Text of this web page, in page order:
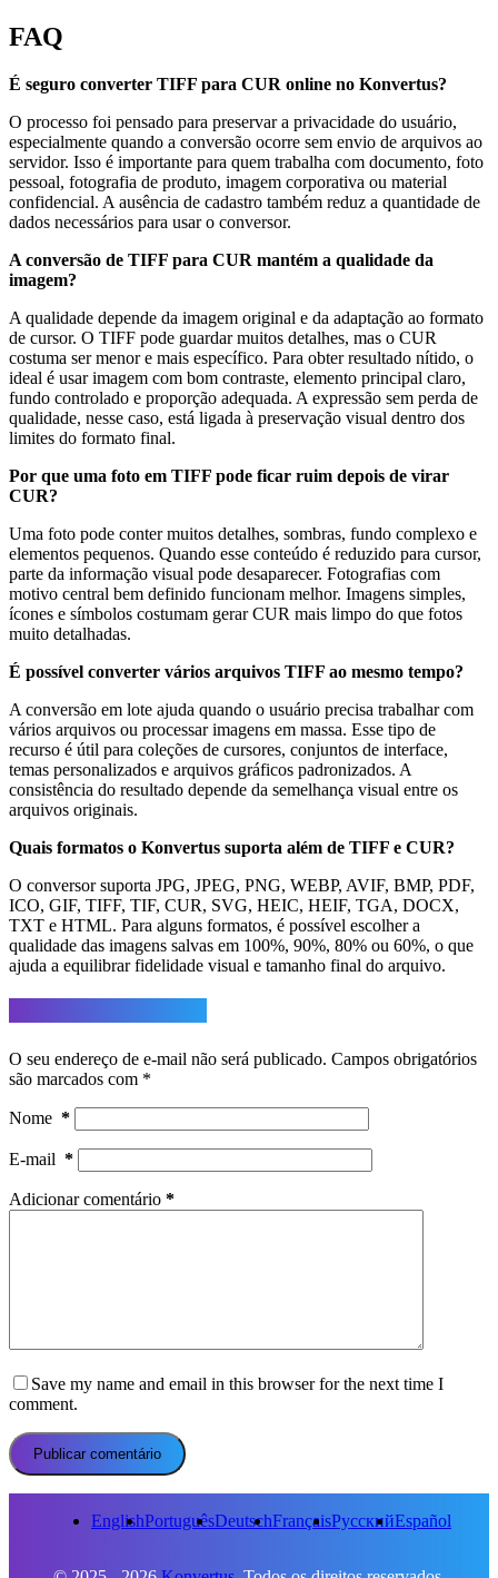
FAQ
É seguro converter TIFF para CUR online no Konvertus?
O processo foi pensado para preservar a privacidade do usuário,
especialmente quando a conversão ocorre sem envio de arquivos ao
servidor. Isso é importante para quem trabalha com documento, foto
pessoal, fotografia de produto, imagem corporativa ou material
confidencial. A ausência de cadastro também reduz a quantidade de
dados necessários para usar o conversor.
A conversão de TIFF para CUR mantém a qualidade da
imagem?
A qualidade depende da imagem original e da adaptação ao formato
de cursor. O TIFF pode guardar muitos detalhes, mas o CUR
costuma ser menor e mais específico. Para obter resultado nítido, o
ideal é usar imagem com bom contraste, elemento principal claro,
fundo controlado e proporção adequada. A expressão sem perda de
qualidade, nesse caso, está ligada à preservação visual dentro dos
limites do formato final.
Por que uma foto em TIFF pode ficar ruim depois de virar
CUR?
Uma foto pode conter muitos detalhes, sombras, fundo complexo e
elementos pequenos. Quando esse conteúdo é reduzido para cursor,
parte da informação visual pode desaparecer. Fotografias com
motivo central bem definido funcionam melhor. Imagens simples,
ícones e símbolos costumam gerar CUR mais limpo do que fotos
muito detalhadas.
É possível converter vários arquivos TIFF ao mesmo tempo?
A conversão em lote ajuda quando o usuário precisa trabalhar com
vários arquivos ou processar imagens em massa. Esse tipo de
recurso é útil para coleções de cursores, conjuntos de interface,
temas personalizados e arquivos gráficos padronizados. A
consistência do resultado depende da semelhança visual entre os
arquivos originais.
Quais formatos o Konvertus suporta além de TIFF e CUR?
O conversor suporta JPG, JPEG, PNG, WEBP, AVIF, BMP, PDF,
ICO, GIF, TIFF, TIF, CUR, SVG, HEIC, HEIF, TGA, DOCX,
TXT e HTML. Para alguns formatos, é possível escolher a
qualidade das imagens salvas em 100%, 90%, 80% ou 60%, o que
ajuda a equilibrar fidelidade visual e tamanho final do arquivo.
O seu endereço de e-mail não será publicado. Campos obrigatórios
são marcados com *
Nome *
E-mail *
Adicionar comentário *
Save my name and email in this browser for the next time I
comment.
Publicar comentário
EnglishPortuguêsDeutschFrançaisРусскийEspañol